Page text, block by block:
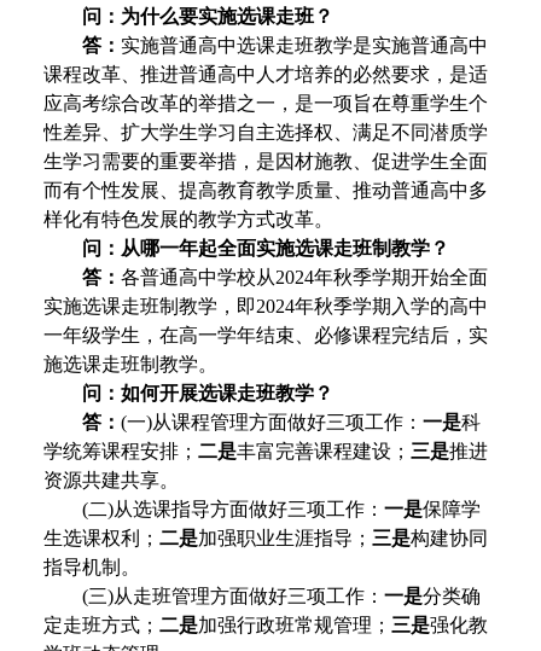
问：为什么要实施选课走班？
答： 实施普通高中选课走班教学是实施普通高中
课程改革、推进普通高中人才培养的必然要求，是适
应高考综合改革的举措之一，是一项旨在尊重学生个
性差异、扩大学生学习自主选择权、满足不同潜质学
生学习需要的重要举措，是因材施教、促进学生全面
而有个性发展、提高教育教学质量、推动普通高中多
样化有特色发展的教学方式改革。
问：从哪一年起全面实施选课走班制教学？
答： 各普通高中学校从2024年秋季学期开始全面
实施选课走班制教学，即2024年秋季学期入学的高中
一年级学生，在高一学年结束、必修课程完结后，实
施选课走班制教学。
问：如何开展选课走班教学？
答： (一)从课程管理方面做好三项工作： 一是科
学统筹课程安排； 二是丰富完善课程建设； 三是推进
资源共建共享。
(二)从选课指导方面做好三项工作： 一是保障学
生选课权利； 二是加强职业生涯指导； 三是构建协同
指导机制。
(三)从走班管理方面做好三项工作： 一是分类确
定走班方式； 二是加强行政班常规管理； 三是强化教